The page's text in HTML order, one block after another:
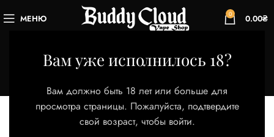
Вам уже исполнилось 18?
Вам должно быть 18 лет или больше для
просмотра страницы. Пожалуйста, подтвердите
свой возраст, чтобы войти.
МЕНЮ 0 0.00₴
Citrus Combo
Категории
Товар Вкус
Citrus Combo
Отображение единственного товара